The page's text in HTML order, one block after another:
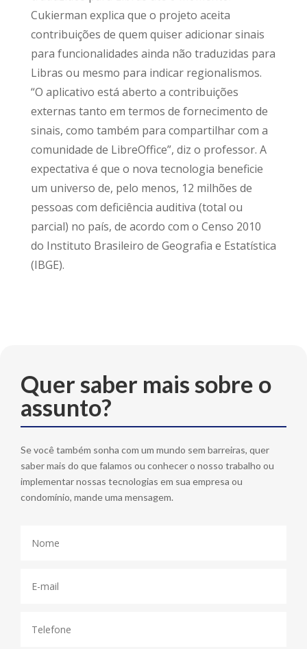
Cukierman explica que o projeto aceita
contribuições de quem quiser adicionar sinais
para funcionalidades ainda não traduzidas para
Libras ou mesmo para indicar regionalismos.
“O aplicativo está aberto a contribuições
externas tanto em termos de fornecimento de
sinais, como também para compartilhar com a
comunidade de LibreOffice”, diz o professor. A
expectativa é que o nova tecnologia beneficie
um universo de, pelo menos, 12 milhões de
pessoas com deficiência auditiva (total ou
parcial) no país, de acordo com o Censo 2010
do Instituto Brasileiro de Geografia e Estatística
(IBGE).
Quer saber mais sobre o
assunto?
Se você também sonha com um mundo sem barreiras, quer
saber mais do que falamos ou conhecer o nosso trabalho ou
implementar nossas tecnologias em sua empresa ou
condomínio, mande uma mensagem.